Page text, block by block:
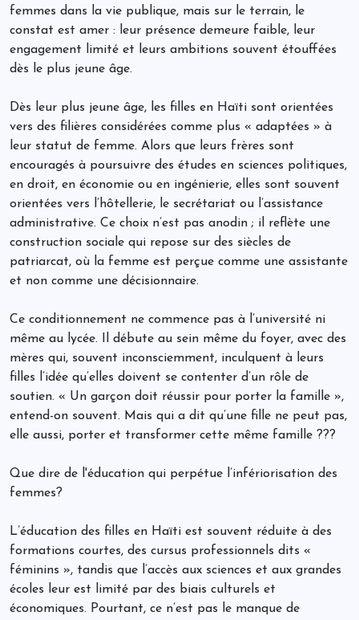
femmes dans la vie publique, mais sur le terrain, le
constat est amer : leur présence demeure faible, leur
engagement limité et leurs ambitions souvent étouffées
dès le plus jeune âge.
Dès leur plus jeune âge, les filles en Haïti sont orientées
vers des filières considérées comme plus « adaptées » à
leur statut de femme. Alors que leurs frères sont
encouragés à poursuivre des études en sciences politiques,
en droit, en économie ou en ingénierie, elles sont souvent
orientées vers l’hôtellerie, le secrétariat ou l’assistance
administrative. Ce choix n’est pas anodin ; il reflète une
construction sociale qui repose sur des siècles de
patriarcat, où la femme est perçue comme une assistante
et non comme une décisionnaire.
Ce conditionnement ne commence pas à l’université ni
même au lycée. Il débute au sein même du foyer, avec des
mères qui, souvent inconsciemment, inculquent à leurs
filles l’idée qu’elles doivent se contenter d’un rôle de
soutien. « Un garçon doit réussir pour porter la famille »,
entend-on souvent. Mais qui a dit qu’une fille ne peut pas,
elle aussi, porter et transformer cette même famille ???
Que dire de l'éducation qui perpétue l’infériorisation des
femmes?
L’éducation des filles en Haïti est souvent réduite à des
formations courtes, des cursus professionnels dits «
féminins », tandis que l’accès aux sciences et aux grandes
écoles leur est limité par des biais culturels et
économiques. Pourtant, ce n’est pas le manque de